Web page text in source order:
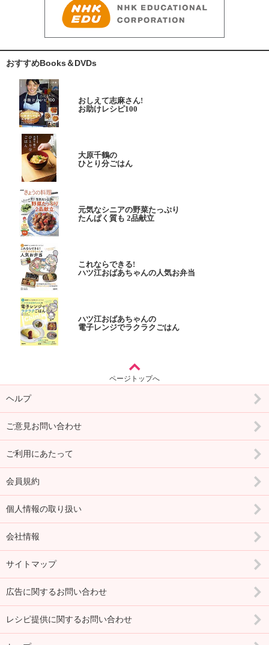
おすすめBooks＆DVDs
おしえて志麻さん!
お助けレシピ100
大原千鶴の
ひとり分ごはん
元気なシニアの野菜たっぷり
たんぱく質も 2品献立
これならできる!
ハツ江おばあちゃんの人気お弁当
ハツ江おばあちゃんの
電子レンジでラクラクごはん
ページトップへ
ヘルプ
ご意見お問い合わせ
ご利用にあたって
会員規約
個人情報の取り扱い
会社情報
サイトマップ
広告に関するお問い合わせ
レシピ提供に関するお問い合わせ